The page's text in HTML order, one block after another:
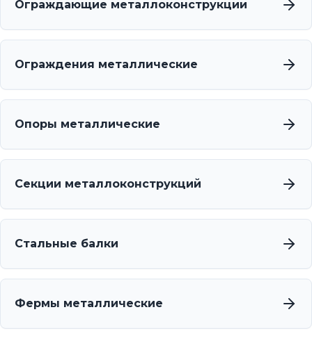
Ограждающие металлоконструкции
Ограждения металлические
Опоры металлические
Секции металлоконструкций
Стальные балки
Фермы металлические